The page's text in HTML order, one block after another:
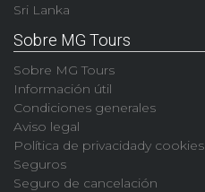
Sri Lanka
Sobre MG Tours
Sobre MG Tours
Información útil
Condiciones generales
Aviso legal
Política de privacidady cookies
Seguros
Seguro de cancelación